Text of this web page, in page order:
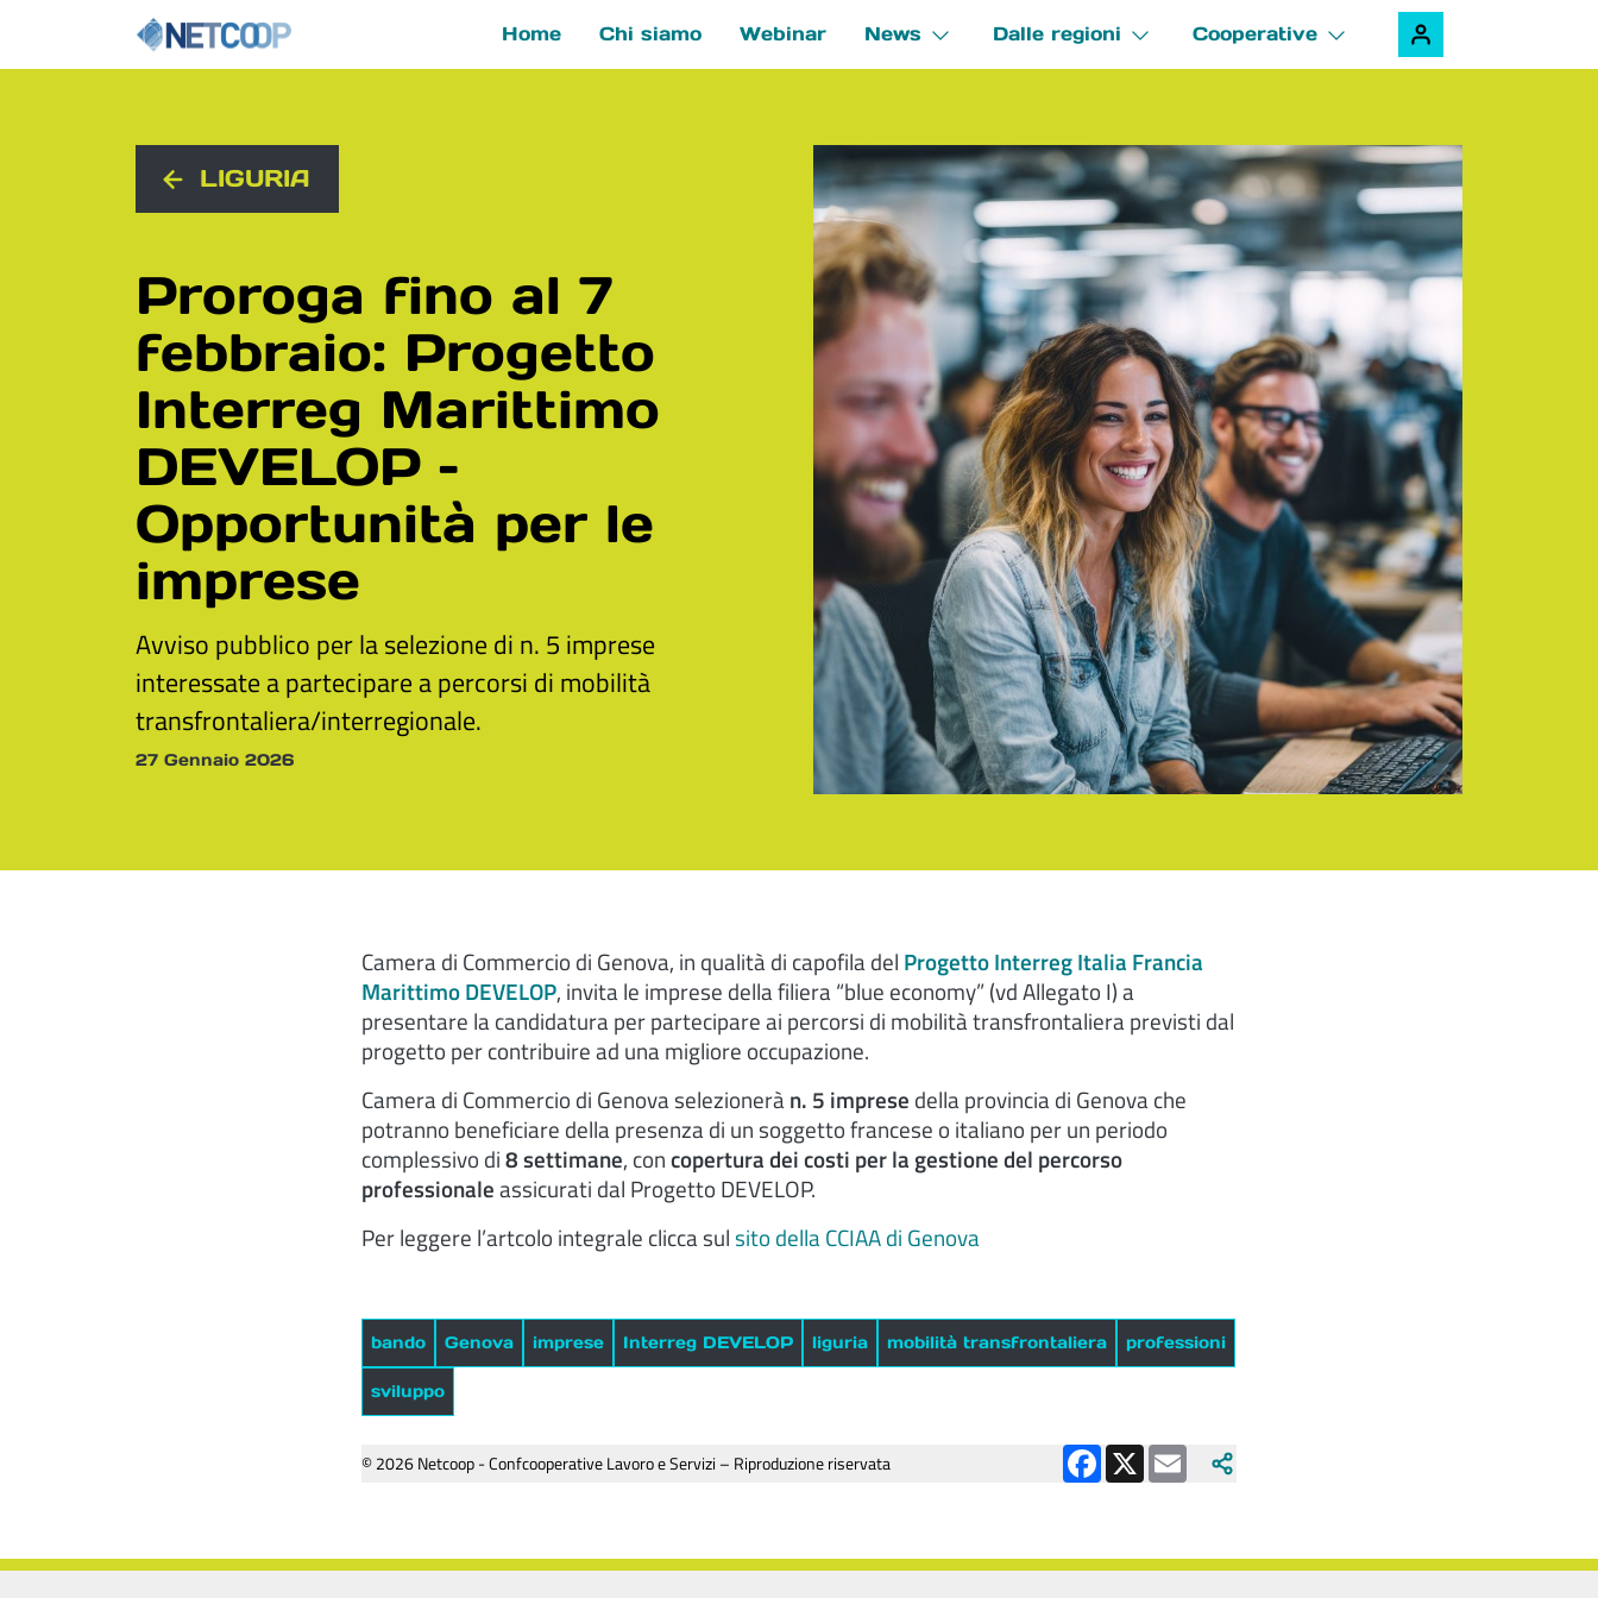
Navigazione principale
Home Chi siamo Webinar News Dalle regioni Cooperative
LIGURIA
Proroga fino al 7
febbraio: Progetto
Interreg Marittimo
DEVELOP –
Opportunità per le
imprese
Avviso pubblico per la selezione di n. 5 imprese
interessate a partecipare a percorsi di mobilità
transfrontaliera/interregionale.
27 Gennaio 2026
Camera di Commercio di Genova, in qualità di capofila del Progetto Interreg Italia Francia
Marittimo DEVELOP, invita le imprese della filiera “blue economy” (vd Allegato I) a
presentare la candidatura per partecipare ai percorsi di mobilità transfrontaliera previsti dal
progetto per contribuire ad una migliore occupazione.
Camera di Commercio di Genova selezioneràn. 5 imprese della provincia di Genova che
potranno beneficiare della presenza di un soggetto francese o italiano per un periodo
complessivo di8 settimane, concopertura dei costi per la gestione del percorso
professionaleassicurati dal Progetto DEVELOP.
Per leggere l’artcolo integrale clicca sul sito della CCIAA di Genova
bando Genova imprese Interreg DEVELOP liguria mobilità transfrontaliera professioni
sviluppo
© 2026 Netcoop - Confcooperative Lavoro e Servizi – Riproduzione riservata Facebook
X Email